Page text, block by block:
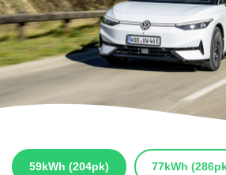
59kWh (204pk) 77kWh